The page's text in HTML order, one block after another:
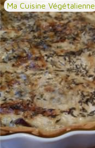
Ma Cuisine Végétalienne